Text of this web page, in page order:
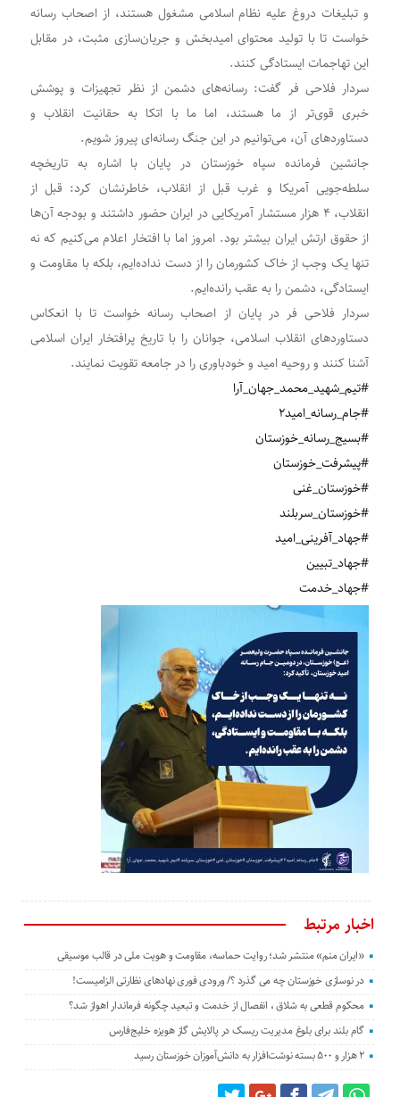
و تبلیغات دروغ علیه نظام اسلامی مشغول هستند، از اصحاب رسانه
خواست تا با تولید محتوای امیدبخش و جریان‌سازی مثبت، در مقابل
این تهاجمات ایستادگی کنند.
سردار فلاحی فر گفت: رسانه‌های دشمن از نظر تجهیزات و پوشش
خبری قوی‌تر از ما هستند، اما ما با اتکا به حقانیت انقلاب و
دستاوردهای آن، می‌توانیم در این جنگ رسانه‌ای پیروز شویم.
جانشین فرمانده سپاه خوزستان در پایان با اشاره به تاریخچه
سلطه‌جویی آمریکا و غرب قبل از انقلاب، خاطرنشان کرد: قبل از
انقلاب، ۴ هزار مستشار آمریکایی در ایران حضور داشتند و بودجه آن‌ها
از حقوق ارتش ایران بیشتر بود. امروز اما با افتخار اعلام می‌کنیم که نه
تنها یک وجب از خاک کشورمان را از دست نداده‌ایم، بلکه با مقاومت و
ایستادگی، دشمن را به عقب رانده‌ایم.
سردار فلاحی فر در پایان از اصحاب رسانه خواست تا با انعکاس
دستاوردهای انقلاب اسلامی، جوانان را با تاریخ پرافتخار ایران اسلامی
آشنا کنند و روحیه امید و خودباوری را در جامعه تقویت نمایند.
#تیم_شهید_محمد_جهان_آرا
#جام_رسانه_امید۲
#بسیج_رسانه_خوزستان
#پیشرفت‌_خوزستان
#خوزستان_غنی
#خوزستان_سربلند
#جهاد_آفرینی_امید
#جهاد_تبیین
#جهاد_خدمت
اخبار مرتبط
«ایران منم» منتشر شد؛ روایت حماسه، مقاومت و هویت ملی در قالب موسیقی
در نوسازی خوزستان چه می گذرد ؟/ ورودی فوری نهادهای نظارتی الزامیست!
محکوم قطعی به شلاق ، انفصال از خدمت و تبعید چگونه فرماندار اهواز شد؟
گام بلند برای بلوغ مدیریت ریسک در پالایش گاز هویزه خلیج‌فارس
۲ هزار و ۵۰۰ بسته نوشت‌افزار به دانش‌آموزان خوزستان رسید